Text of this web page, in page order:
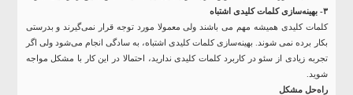
۳- بهینه‌سازی کلمات کلیدی اشتباه
کلمات کلیدی همیشه مهم می باشند ولی معمولا مورد توجه قرار نمی‌‏گیرند و بدرستی
بکار برده نمی شوند. بهینه‏‌سازی کلمات کلیدی اشتباه، به سادگی انجام می‌شود ولی اگر
تجربه زیادی از سئو در کاربرد کلمات کلیدی ندارید، احتمالا در این کار با مشکل مواجه
شوید.
راه‌حل مشکل